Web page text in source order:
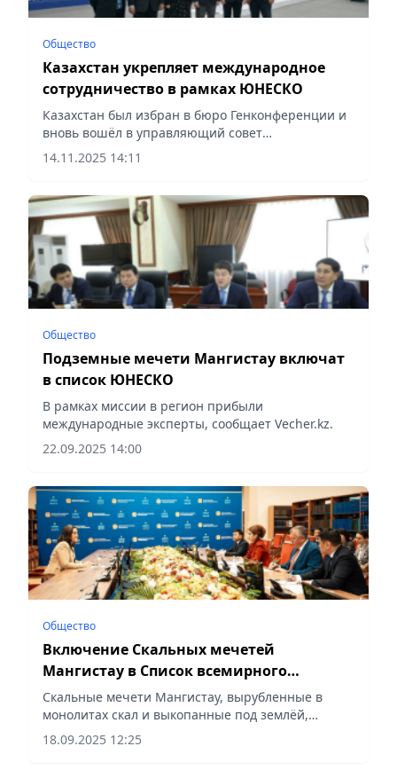
Общество
Казахстан укрепляет международное
сотрудничество в рамках ЮНЕСКО
Казахстан был избран в бюро Генконференции и
вновь вошёл в управляющий совет
Межправительственной гидрологической
программы ЮНЕСКО на 2025-2029 годы, сообщает
14.11.2025 14:11
Общество
Подземные мечети Мангистау включат
в список ЮНЕСКО
В рамках миссии в регион прибыли
международные эксперты, сообщает Vecher.kz.
22.09.2025 14:00
Общество
Включение Скальных мечетей
Мангистау в Список всемирного
наследия ЮНЕСКО – на личном контроле
Президента
Скальные мечети Мангистау, вырубленные в
монолитах скал и выкопанные под землёй,
являются центром притяжения паломников и
туристов, сообщает Vecher.kz.
18.09.2025 12:25